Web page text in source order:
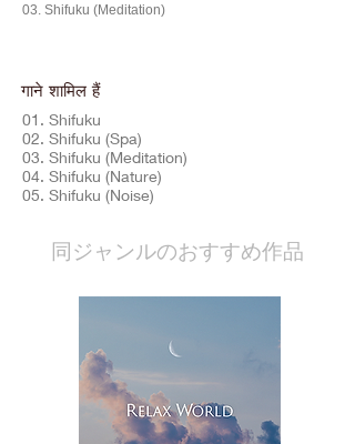
03. Shifuku (Meditation)
गाने शामिल हैं
01. Shifuku
02. Shifuku (Spa)
03. Shifuku (Meditation)
04. Shifuku (Nature)
05. Shifuku (Noise)
​同ジャンルのおすすめ作品